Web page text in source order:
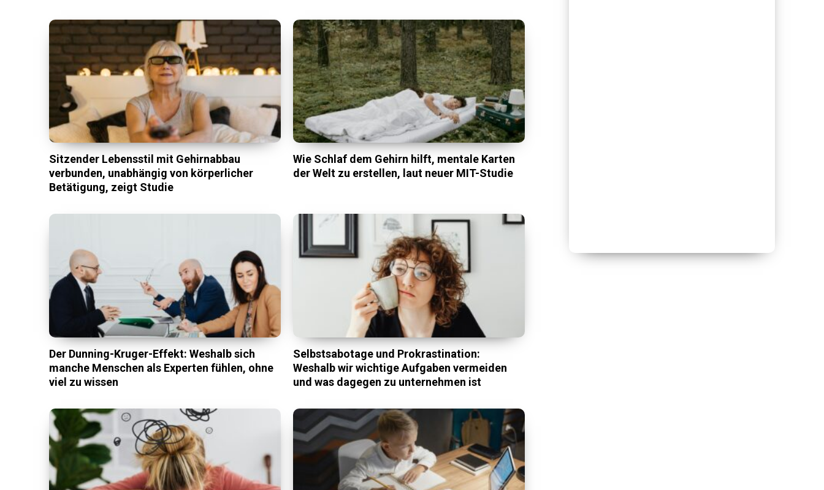
Sitzender Lebensstil mit Gehirnabbau
verbunden, unabhängig von körperlicher
Betätigung, zeigt Studie
Wie Schlaf dem Gehirn hilft, mentale Karten
der Welt zu erstellen, laut neuer MIT-Studie
Der Dunning-Kruger-Effekt: Weshalb sich
manche Menschen als Experten fühlen, ohne
viel zu wissen
Selbstsabotage und Prokrastination:
Weshalb wir wichtige Aufgaben vermeiden
und was dagegen zu unternehmen ist